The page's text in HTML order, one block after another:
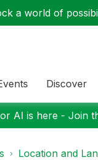
a world of
Discover
AI is here - Join
Location and